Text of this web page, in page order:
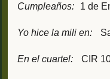
Cumpleaños: 1 de
Yo hice la mili en:
En el cuartel: CIR